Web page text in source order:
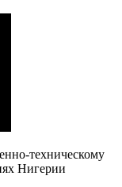
техническому
Нигерии